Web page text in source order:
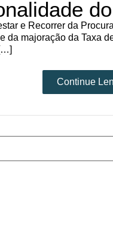
e Recorrer da
majoração da Taxa
Continue